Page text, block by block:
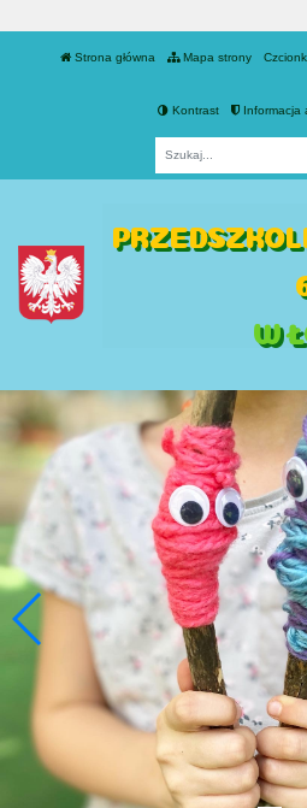
Strona główna Mapa strony
Kontrast Informacja
W